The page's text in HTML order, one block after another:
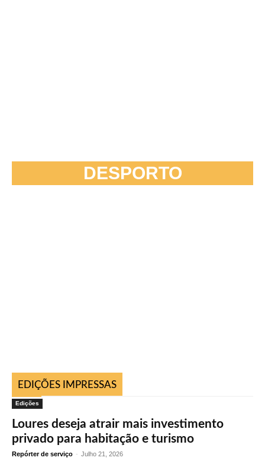
DESPORTO
EDIÇÕES IMPRESSAS
Edições
Loures deseja atrair mais investimento
privado para habitação e turismo
Repórter de serviço - Julho 21, 2026